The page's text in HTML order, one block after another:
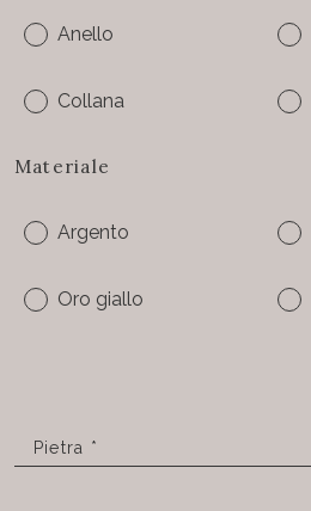
Anello
Collana
Materiale
Argento
Oro giallo